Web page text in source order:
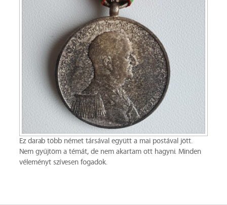
Ez darab több német társával együtt a mai postával jött.
Nem gyűjtöm a témát, de nem akartam ott hagyni. Minden
véleményt szívesen fogadok.